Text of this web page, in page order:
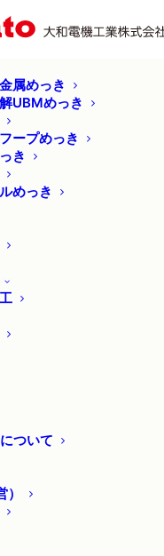
属めっき
UBMめっき
ープめっき
き
めっき
ついて
き
トロニクス分野にお
様化に対して、
・研究開発スタッフ
う新しいめっき技術
多彩なニーズにお応
います。
解UBMめっき
フープめっき
めっき
ルめっき